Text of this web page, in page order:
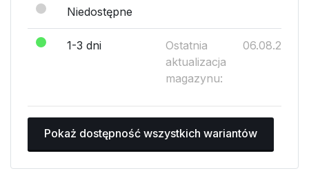
Niedostępne
1-3 dni
Ostatnia
aktualizacja
magazynu:
06.08.2026
Pokaż dostępność wszystkich wariantów